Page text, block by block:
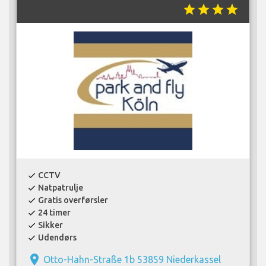
starstarstarstar
check CCTV
check Natpatrulje
check Gratis overførsler
check 24 timer
check Sikker
check Udendørs
place Otto-Hahn-Straße 1b 53859 Niederkassel